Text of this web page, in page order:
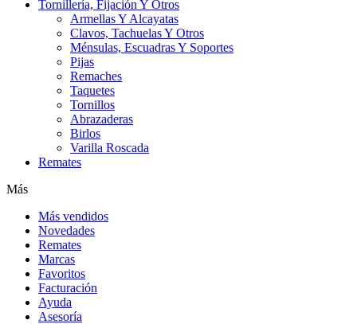
Tornillería, Fijación Y Otros
Armellas Y Alcayatas
Clavos, Tachuelas Y Otros
Ménsulas, Escuadras Y Soportes
Pijas
Remaches
Taquetes
Tornillos
Abrazaderas
Birlos
Varilla Roscada
Remates
Más
Más vendidos
Novedades
Remates
Marcas
Favoritos
Facturación
Ayuda
Asesoría